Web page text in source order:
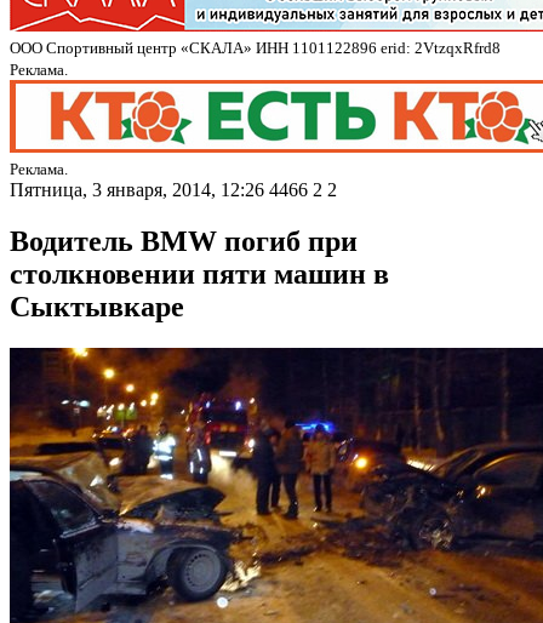
ООО Спортивный центр «СКАЛА» ИНН 1101122896 erid: 2VtzqxRfrd8
Реклама.
Реклама.
Пятница, 3 января, 2014, 12:26 4466 2 2
Водитель BMW погиб при
столкновении пяти машин в
Сыктывкаре